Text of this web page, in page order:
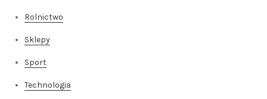
Rolnictwo
Sklepy
Sport
Technologia